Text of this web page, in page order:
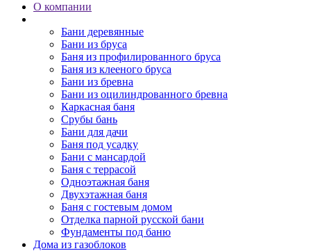
О компании
Бани деревянные
Бани из бруса
Баня из профилированного бруса
Баня из клееного бруса
Бани из бревна
Бани из оцилиндрованного бревна
Каркасная баня
Срубы бань
Бани для дачи
Баня под усадку
Бани с мансардой
Баня с террасой
Одноэтажная баня
Двухэтажная баня
Баня с гостевым домом
Отделка парной русской бани
Фундаменты под баню
Дома из газоблоков